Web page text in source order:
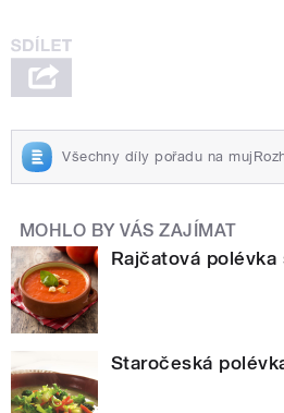
Všechny díly pořadu na
MOHLO BY VÁS ZAJÍMAT
Rajčatová polévka
Staročeská